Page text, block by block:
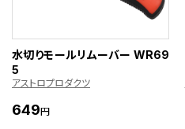
水切りモールリムーバー WR69
5
アストロプロダクツ
649円